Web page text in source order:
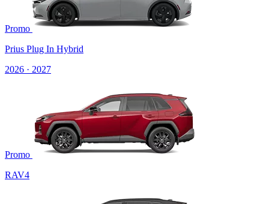
Promo
Prius Plug In Hybrid
2026 · 2027
Promo
RAV4